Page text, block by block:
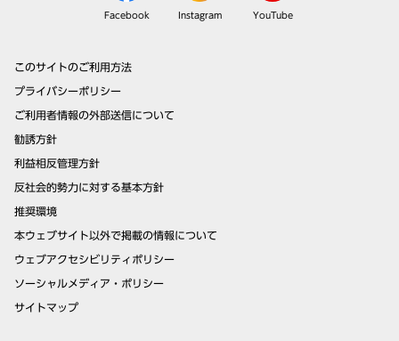
Facebook Instagram YouTube
このサイトのご利用方法
プライバシーポリシー
ご利用者情報の外部送信について
勧誘方針
利益相反管理方針
反社会的勢力に対する基本方針
推奨環境
本ウェブサイト以外で掲載の情報について
ウェブアクセシビリティポリシー
ソーシャルメディア・ポリシー
サイトマップ